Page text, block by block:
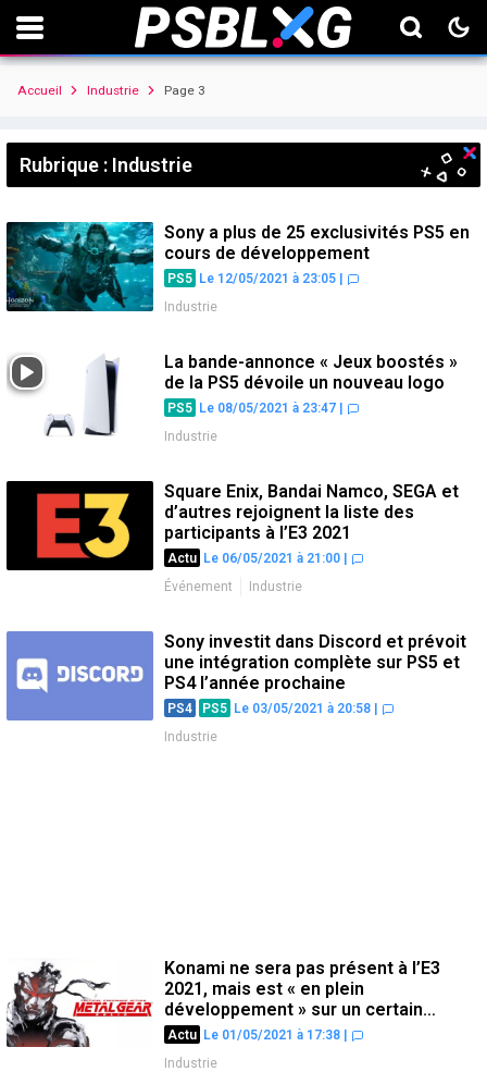
Accueil Industrie Page 3
Rubrique : Industrie
Sony a plus de 25 exclusivités PS5 en
cours de développement
PS5 Le 12/05/2021 à 23:05
Industrie
La bande-annonce « Jeux boostés »
de la PS5 dévoile un nouveau logo
PS5 Le 08/05/2021 à 23:47
Industrie
Square Enix, Bandai Namco, SEGA et
d’autres rejoignent la liste des
participants à l’E3 2021
Actu Le 06/05/2021 à 21:00
Événement
Industrie
Sony investit dans Discord et prévoit
une intégration complète sur PS5 et
PS4 l’année prochaine
PS4 PS5 Le 03/05/2021 à 20:58
Industrie
Konami ne sera pas présent à l’E3
2021, mais est « en plein
développement » sur un certain
nombre de projets
Actu Le 01/05/2021 à 17:38
Industrie